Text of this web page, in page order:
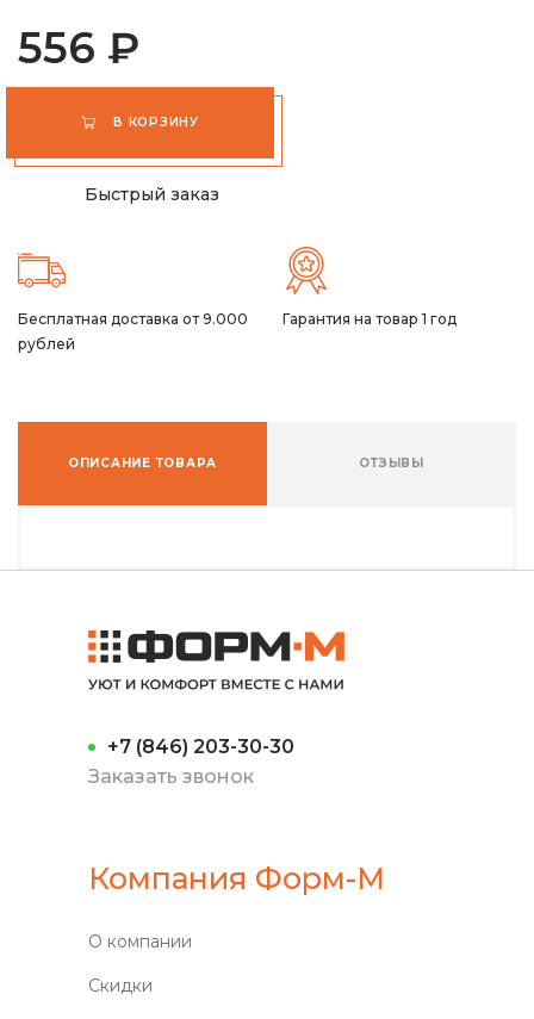
556 ₽
В КОРЗИНУ
Быстрый заказ
Бесплатная доставка от 9.000
рублей
Гарантия на товар 1 год
ОПИСАНИЕ ТОВАРА ОТЗЫВЫ
+7 (846) 203-30-30
Заказать звонок
Компания Форм-М
О компании
Скидки